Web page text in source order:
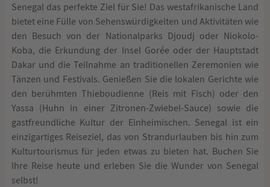
Senegal das perfekte Ziel für Sie! Das westafrikanische Land
bietet eine Fülle von Sehenswürdigkeiten und Aktivitäten wie
den Besuch von der Nationalparks Djoudj oder Niokolo-
Koba, die Erkundung der Insel Gorée oder der Hauptstadt
Dakar und die Teilnahme an traditionellen Zeremonien wie
Tänzen und Festivals. Genießen Sie die lokalen Gerichte wie
den berühmten Thieboudienne (Reis mit Fisch) oder den
Yassa (Huhn in einer Zitronen-Zwiebel-Sauce) sowie die
gastfreundliche Kultur der Einheimischen. Senegal ist ein
einzigartiges Reiseziel, das von Strandurlauben bis hin zum
Kulturtourismus für jeden etwas zu bieten hat. Buchen Sie
Ihre Reise heute und erleben Sie die Wunder von Senegal
selbst!